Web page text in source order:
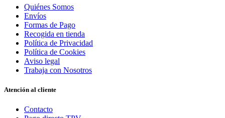
Quiénes Somos
Envíos
Formas de Pago
Recogida en tienda
Política de Privacidad
Política de Cookies
Aviso legal
Trabaja con Nosotros
Atención al cliente
Contacto